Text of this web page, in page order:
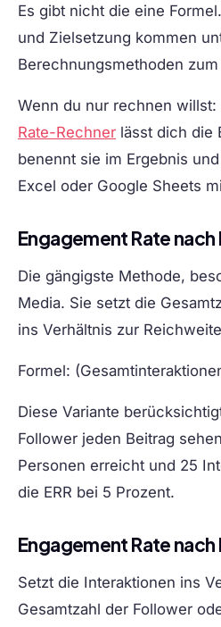
Es gibt nicht die eine
und Zielsetzung kommen
Berechnungsmethoden zum
Wenn du nur rechnen willst:
Rate-Rechner lässt dich die
benennt sie im Ergebnis
Excel oder Google Sheets
Engagement Rate nach
Die gängigste Methode,
Media. Sie setzt die
ins Verhältnis zur
Formel:
Diese Variante
Follower jeden Beitrag
Personen erreicht und 25
die ERR bei 5 Prozent.
Engagement Rate
Setzt die Interaktionen ins
Gesamtzahl der Follower